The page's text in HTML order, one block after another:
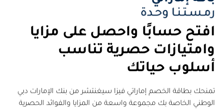
افتح حسابًا واحصل على مزايا
وامتيازات حصرية تناسب
أسلوب حياتك
تمنحك بطاقة الخصم إماراتي فيزا سيغنتشر من بنك الإمارات دبي
الوطني الخاصة بك مجموعة واسعة من المزايا والفوائد الحصرية